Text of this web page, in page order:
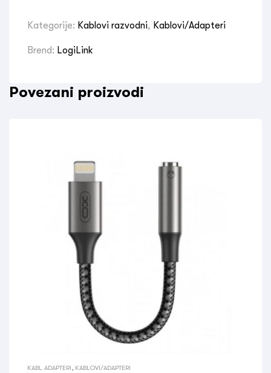
Kategorije: Kablovi razvodni, Kablovi/Adapteri
Brend: LogiLink
Povezani proizvodi
KABL ADAPTERI KABLOVI/ADAPTERI